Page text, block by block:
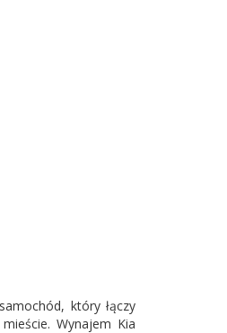
który łączy
Wynajem Kia